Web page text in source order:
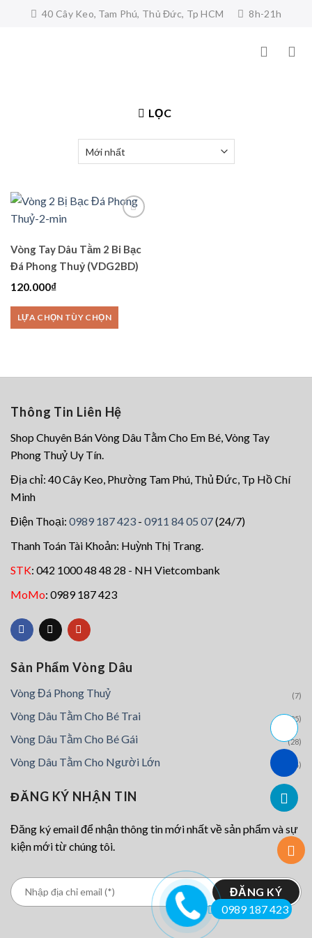
40 Cây Keo, Tam Phú, Thủ Đức, Tp HCM 8h-21h
LỌC
Add to
wishlist
Vòng Tay Dâu Tằm 2 Bi Bạc
Đá Phong Thuỷ (VDG2BD)
120.000₫
LỰA CHỌN TÙY CHỌN
nhiều
thể.
Các
tùy
chọn
thể
được
trang
sản
phẩm
Thông Tin Liên Hệ
Shop Chuyên Bán Vòng Dâu Tằm Cho Em Bé, Vòng Tay
Phong Thuỷ Uy Tín.
Địa chỉ: 40 Cây Keo, Phường Tam Phú, Thủ Đức, Tp Hồ Chí
Minh
Điện Thoại: 0989 187 423 - 0911 84 05 07(24/7)
Thanh Toán Tài Khoản: Huỳnh Thị Trang.
STK: 042 1000 48 48 28 - NH Vietcombank
MoMo: 0989 187 423
Sản Phẩm Vòng Dâu
Vòng Đá Phong Thuỷ (7)
Vòng Dâu Tằm Cho Bé Trai (25)
Vòng Dâu Tằm Cho Bé Gái (28)
Vòng Dâu Tằm Cho Người Lớn (4)
ĐĂNG KÝ NHẬN TIN
Đăng ký email để nhận thông tin mới nhất về sản phẩm và sự
kiện mới từ chúng tôi.
0989 187 423